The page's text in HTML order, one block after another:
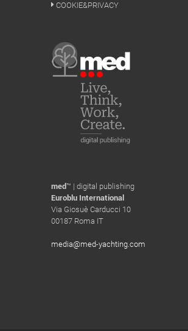
COOKIE&PRIVACY
med™ | digital publishing
Euroblu International
Via Giosuè Carducci 10
00187 Roma IT
media@med-yachting.com